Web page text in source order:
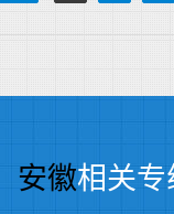
安徽相关专